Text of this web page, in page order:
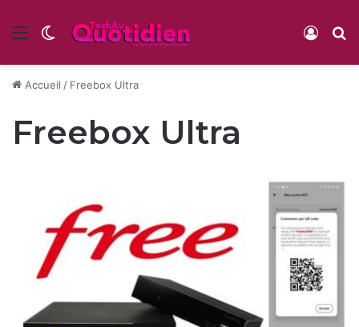
Menu Switch skin
Accueil / Freebox Ultra
Freebox Ultra